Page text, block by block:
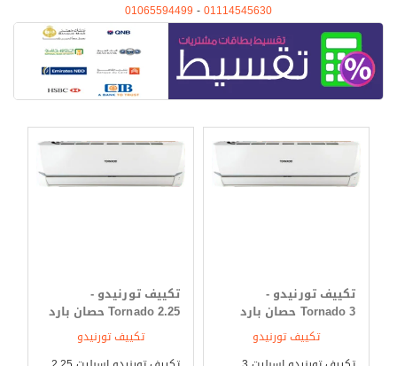
يحتوى تكييف تورنيدو على خاصية التربو كول التى تعمل بكفاءة عالية
خلال فترة الصيف لأنها توفر لنا أفضل وأحسن درجة تبريد تجعلنا لا ننزعج
من حر الصيف الشديد ونشعر فقط بالهواء الصادر من الجهاز .
01114545630
-
01065594499
تكييف تورنيدو -
Tornado 3 حصان بارد
تكييف تورنيدو
تكييف تورنيدو -
Tornado 2.25 حصان بارد
تكييف تورنيدو